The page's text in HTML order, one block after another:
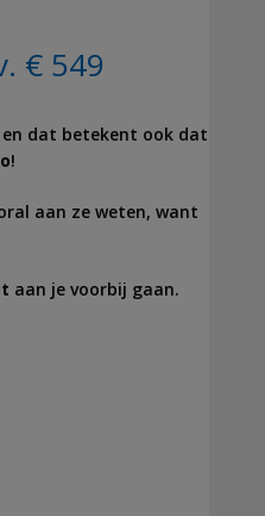
€ 549
dat betekent ook dat
!
aan ze weten, want
aan je voorbij gaan.